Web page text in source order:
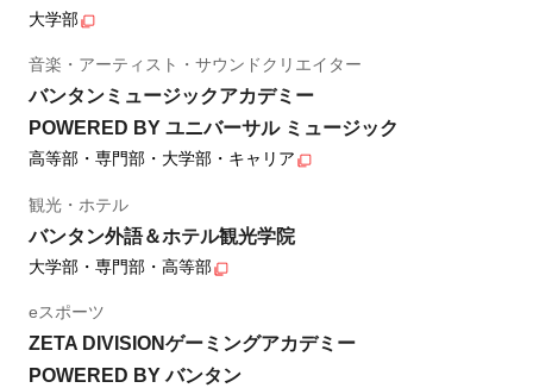
大学部
音楽・アーティスト・サウンドクリエイター
バンタンミュージックアカデミー
POWERED BY ユニバーサル ミュージック
高等部・専門部・大学部・キャリア
観光・ホテル
バンタン外語＆ホテル観光学院
大学部・専門部・高等部
eスポーツ
ZETA DIVISIONゲーミングアカデミー
POWERED BY バンタン